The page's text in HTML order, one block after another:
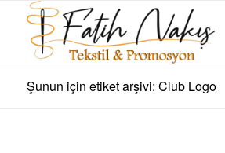
Şunun için etiket arşivi: Club Logo